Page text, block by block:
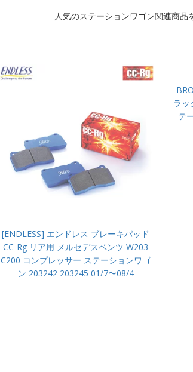
人気のステーションワゴン関連商品
[ENDLESS] エンドレス ブレーキパッド
CC-Rg リア用 メルセデスベンツ W203
C200 コンプレッサー ステーションワゴ
ン 203242 203245 01/7〜08/4
ラッ
テ